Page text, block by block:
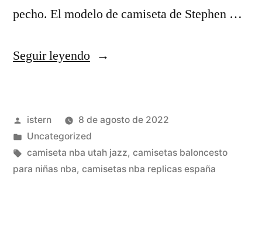
pecho. El modelo de camiseta de Stephen …
Seguir leyendo«es/está
nba
baratas
madrid»
Publicado
por
istern
8 de agosto de 2022
Publicado
en
Uncategorized
Etiquetas:
camiseta nba utah jazz, camisetas baloncesto
para niñas nba, camisetas nba replicas españa